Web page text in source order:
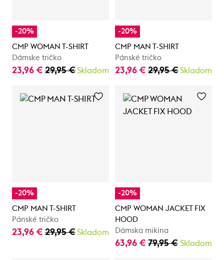
-20%
CMP WOMAN T-SHIRT
Dámske tričko
23,96 € 29,95 €Skladom
-20%
CMP MAN T-SHIRT
Pánské tričko
23,96 € 29,95 €Skladom
-20%
CMP MAN T-SHIRT
Pánské tričko
23,96 € 29,95 €Skladom
-20%
CMP WOMAN JACKET FIX
HOOD
Dámska mikina
63,96 € 79,95 € Skladom